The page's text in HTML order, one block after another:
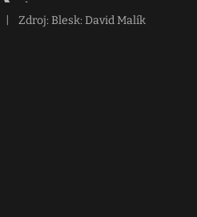
Zdroj: Blesk: David Malík